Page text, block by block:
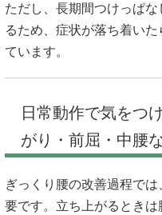
ただし、長期間つけっぱ
るため、症状が落ち着い
ています。
日常動作で気をつ
がり・前屈・中腰な
ぎっくり腰の改善過程で
要です。立ち上がるときは